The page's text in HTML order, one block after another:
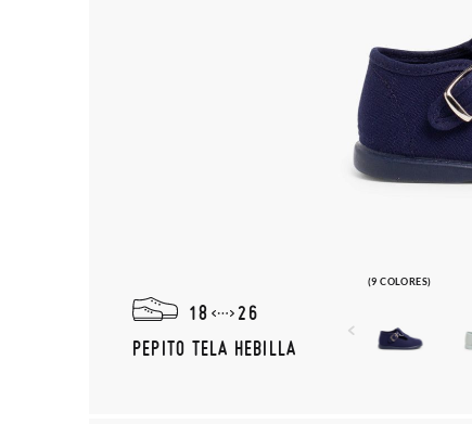
(9 COLORES)
18
26
PEPITO TELA HEBILLA